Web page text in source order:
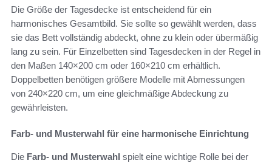
Die Größe der Tagesdecke ist entscheidend für ein
harmonisches Gesamtbild. Sie sollte so gewählt werden, dass
sie das Bett vollständig abdeckt, ohne zu klein oder übermäßig
lang zu sein. Für Einzelbetten sind Tagesdecken in der Regel in
den Maßen 140×200 cm oder 160×210 cm erhältlich.
Doppelbetten benötigen größere Modelle mit Abmessungen
von 240×220 cm, um eine gleichmäßige Abdeckung zu
gewährleisten.
Farb- und Musterwahl für eine harmonische Einrichtung
Die Farb- und Musterwahl spielt eine wichtige Rolle bei der